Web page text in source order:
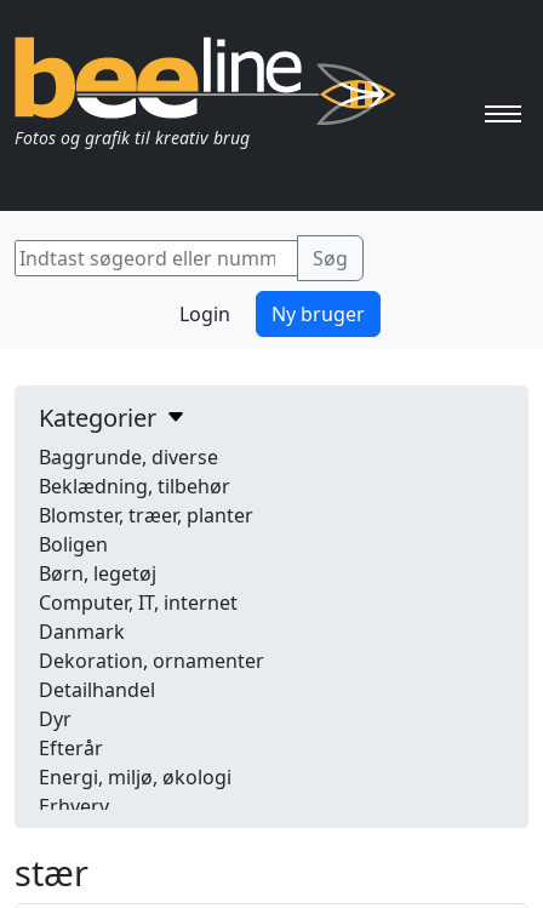
Fotos og grafik til kreativ brug
Login Ny bruger
Kategorier
Baggrunde, diverse
Beklædning, tilbehør
Blomster, træer, planter
Boligen
Børn, legetøj
Computer, IT, internet
Danmark
Dekoration, ornamenter
Detailhandel
Dyr
Efterår
Energi, miljø, økologi
Erhverv
Fastelavn, karneval
Ferie, rejser
stær